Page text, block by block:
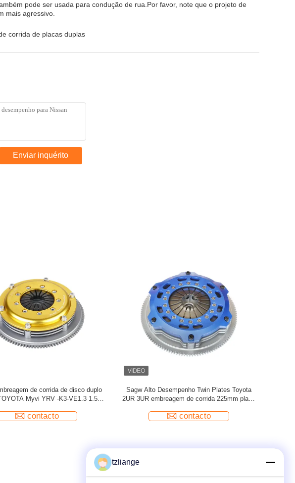
pode ser usada para condução de rua.Por favor, note que o projeto de
mais agressivo.
corrida de placas duplas
Enviar inquérito
Desempenho Placas Duplas Nissan
embreagem RB26 Nissan Rb25
contacto
Kit de embreagem de corrida de alto
desempenho Twin Plates para Toyota 2UR
contacto
tzliange